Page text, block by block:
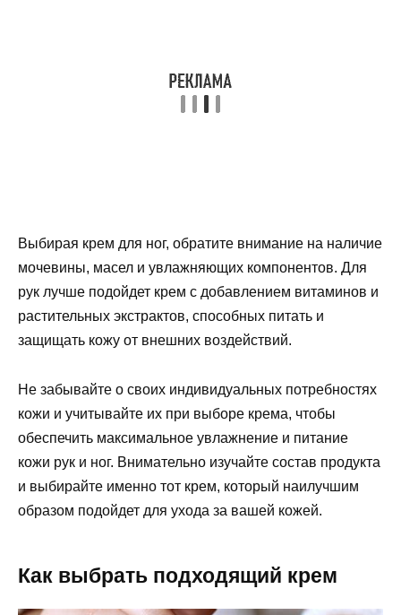
Выбирая крем для ног, обратите внимание на наличие
мочевины, масел и увлажняющих компонентов. Для
рук лучше подойдет крем с добавлением витаминов и
растительных экстрактов, способных питать и
защищать кожу от внешних воздействий.
Не забывайте о своих индивидуальных потребностях
кожи и учитывайте их при выборе крема, чтобы
обеспечить максимальное увлажнение и питание
кожи рук и ног. Внимательно изучайте состав продукта
и выбирайте именно тот крем, который наилучшим
образом подойдет для ухода за вашей кожей.
Как выбрать подходящий крем